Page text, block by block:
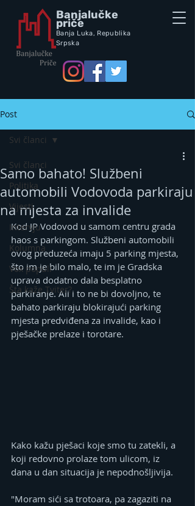
Banjalučke
priče
Banja Luka, Republika
Srpska
Post
Svi članci
Politika
Vijesti
Intervju
Kolumna
Vox populi
Šta kaže Tviter?
Svi članci
Samo bahato! Službeni
automobili Vodovoda parkiraju
na mjesta za invalide
Kod JP Vodovod u samom centru grada
haos s parkingom. Službeni automobili
ovog preduzeća imaju 5 parking mjesta,
što im je bilo malo, te im je Gradska
uprava dodatno dala besplatno
parkiranje. Ali i to ne bi dovoljno, te
bahato parkiraju blokirajući parking
mjesta predviđena za invalide, kao i
pješačke prelaze i torotare.
Kako kažu pješaci koje smo tu zatekli, a
koji redovno prolaze tom ulicom, iz
dana u dan situacija je nepodnošljivija.
"Moram sići sa trotoara, pa zagaziti na